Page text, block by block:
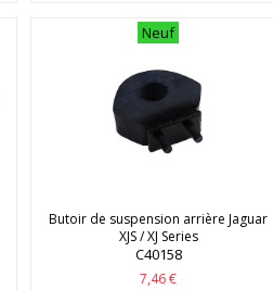
Neuf
Butoir de suspension arrière Jaguar
XJS / XJ Series
C40158
7,46 €